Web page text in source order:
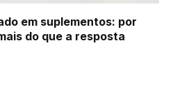
em suplementos: por
do que a resposta